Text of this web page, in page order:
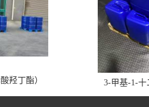
羟丁酯） 3-甲基-1-十